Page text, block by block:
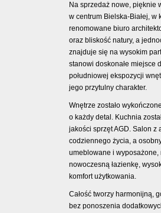
Na sprzedaż nowe, pięknie
w centrum Bielska-Białej,
renomowane biuro
oraz bliskość natury, a
znajduje się na wysokim
stanowi doskonałe miejsce
południowej ekspozycji
jego przytulny charakter.
Wnętrze zostało
o każdy detal. Kuchnia
jakości sprzęt AGD. Salon
codziennego życia, a
umeblowane i
nowoczesną łazienkę,
komfort użytkowania.
Całość tworzy harmonijną,
bez ponoszenia